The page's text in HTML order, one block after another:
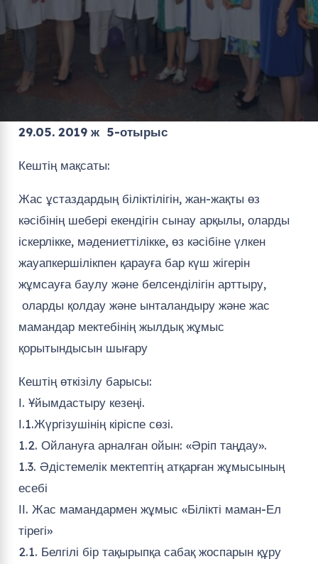
29.05. 2019 ж 5-отырыс
Кештің мақсаты:
Жас ұстаздардың біліктілігін, жан-жақты өз
кәсібінің шебері екендігін сынау арқылы, оларды
іскерлікке, мәдениеттілікке, өз кәсібіне үлкен
жауапкершілікпен қарауға бар күш жігерін
жұмсауға баулу және белсенділігін арттыру,
оларды қолдау және ынталандыру және жас
мамандар мектебінің жылдық жұмыс
қорытындысын шығару
Кештің өткізілу барысы:
І. Ұйымдастыру кезеңі.
І.1.Жүргізушінің кіріспе сөзі.
1.2. Ойлануға арналған ойын: «Әріп таңдау».
1.3. Әдістемелік мектептің атқарған жұмысының
есебі
ІІ. Жас мамандармен жұмыс «Білікті маман-Ел
тірегі»
2.1. Белгілі бір тақырыпқа сабақ жоспарын құру